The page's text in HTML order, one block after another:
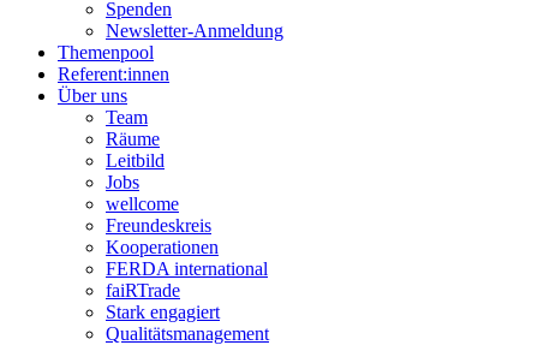
Spenden
Newsletter-Anmeldung
Themenpool
Referent:innen
Über uns
Team
Räume
Leitbild
Jobs
wellcome
Freundeskreis
Kooperationen
FERDA international
faiRTrade
Stark engagiert
Qualitätsmanagement